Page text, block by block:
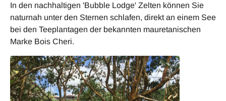
In den nachhaltigen 'Bubble Lodge' Zelten können Sie
naturnah unter den Sternen schlafen, direkt an einem See
bei den Teeplantagen der bekannten mauretanischen
Marke Bois Cheri.